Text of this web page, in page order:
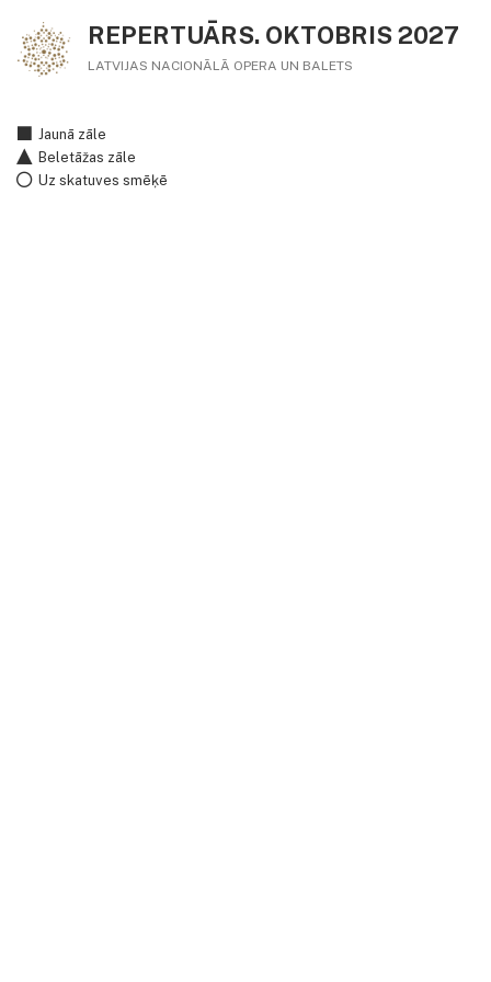
REPERTUĀRS. OKTOBRIS 2027
LATVIJAS NACIONĀLĀ OPERA UN BALETS
Jaunā zāle
Beletāžas zāle
Uz skatuves smēķē